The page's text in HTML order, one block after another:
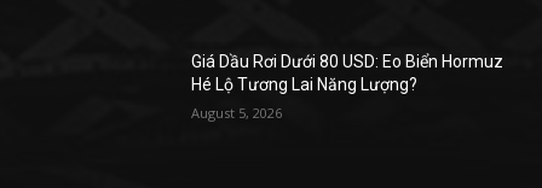
Giá Dầu Rơi Dưới 80 USD: Eo Biển Hormuz
Hé Lộ Tương Lai Năng Lượng?
August 5, 2026